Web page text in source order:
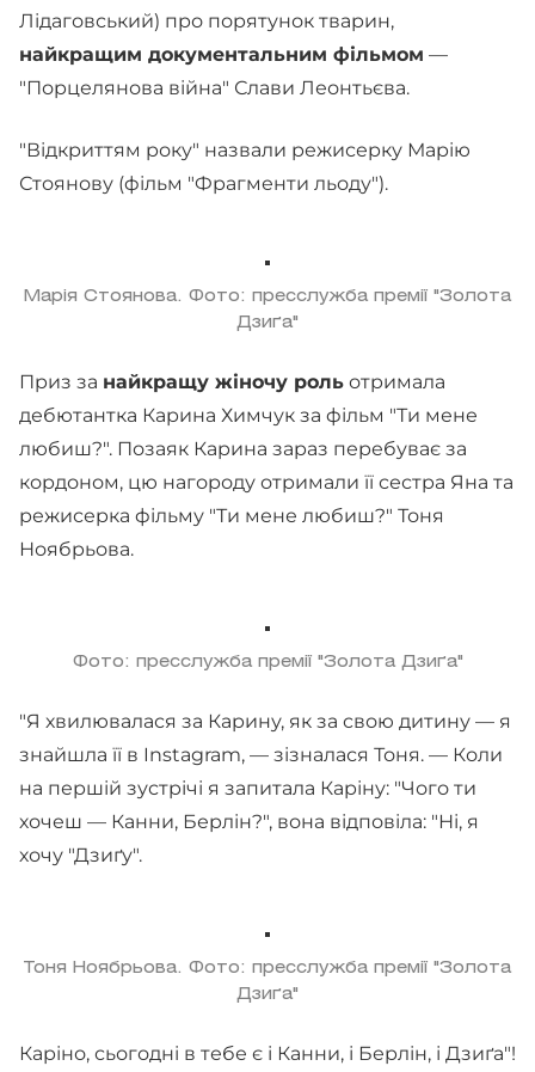
Лідаговський) про порятунок тварин,
найкращим документальним фільмом —
"Порцелянова війна" Слави Леонтьєва.
"Відкриттям року" назвали режисерку Марію
Стоянову (фільм "Фрагменти льоду").
Марія Стоянова. Фото: пресслужба премії "Золота
Дзиґа"
Приз за найкращу жіночу роль отримала
дебютантка Карина Химчук за фільм "Ти мене
любиш?". Позаяк Карина зараз перебуває за
кордоном, цю нагороду отримали її сестра Яна та
режисерка фільму "Ти мене любиш?" Тоня
Ноябрьова.
Фото: пресслужба премії "Золота Дзиґа"
"Я хвилювалася за Карину, як за свою дитину — я
знайшла її в Instagram, — зізналася Тоня. — Коли
на першій зустрічі я запитала Каріну: "Чого ти
хочеш — Канни, Берлін?", вона відповіла: "Ні, я
хочу "Дзиґу".
Тоня Ноябрьова. Фото: пресслужба премії "Золота
Дзиґа"
Каріно, сьогодні в тебе є і Канни, і Берлін, і Дзиґа"!